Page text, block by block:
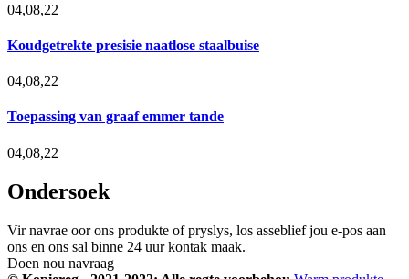
04,08,22
Koudgetrekte presisie naatlose staalbuise
04,08,22
Toepassing van graaf emmer tande
04,08,22
Ondersoek
Vir navrae oor ons produkte of pryslys, los asseblief jou e-pos aan
ons en ons sal binne 24 uur kontak maak.
Doen nou navraag